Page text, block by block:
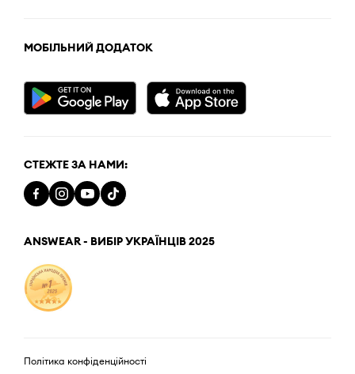
МОБІЛЬНИЙ ДОДАТОК
СТЕЖТЕ ЗА НАМИ:
ANSWEAR - ВИБІР УКРАЇНЦІВ 2025
Політика конфіденційності